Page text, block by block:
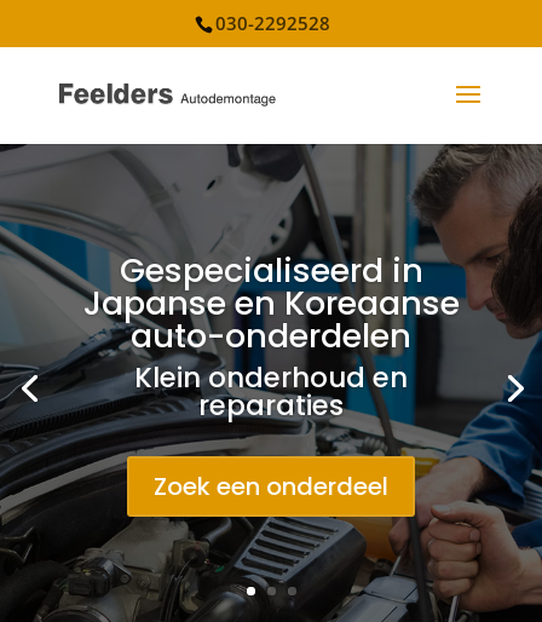
030-2292528
Gespecialiseerd in
Japanse en Koreaanse
auto-onderdelen
Klein onderhoud en
reparaties
Zoek een onderdeel